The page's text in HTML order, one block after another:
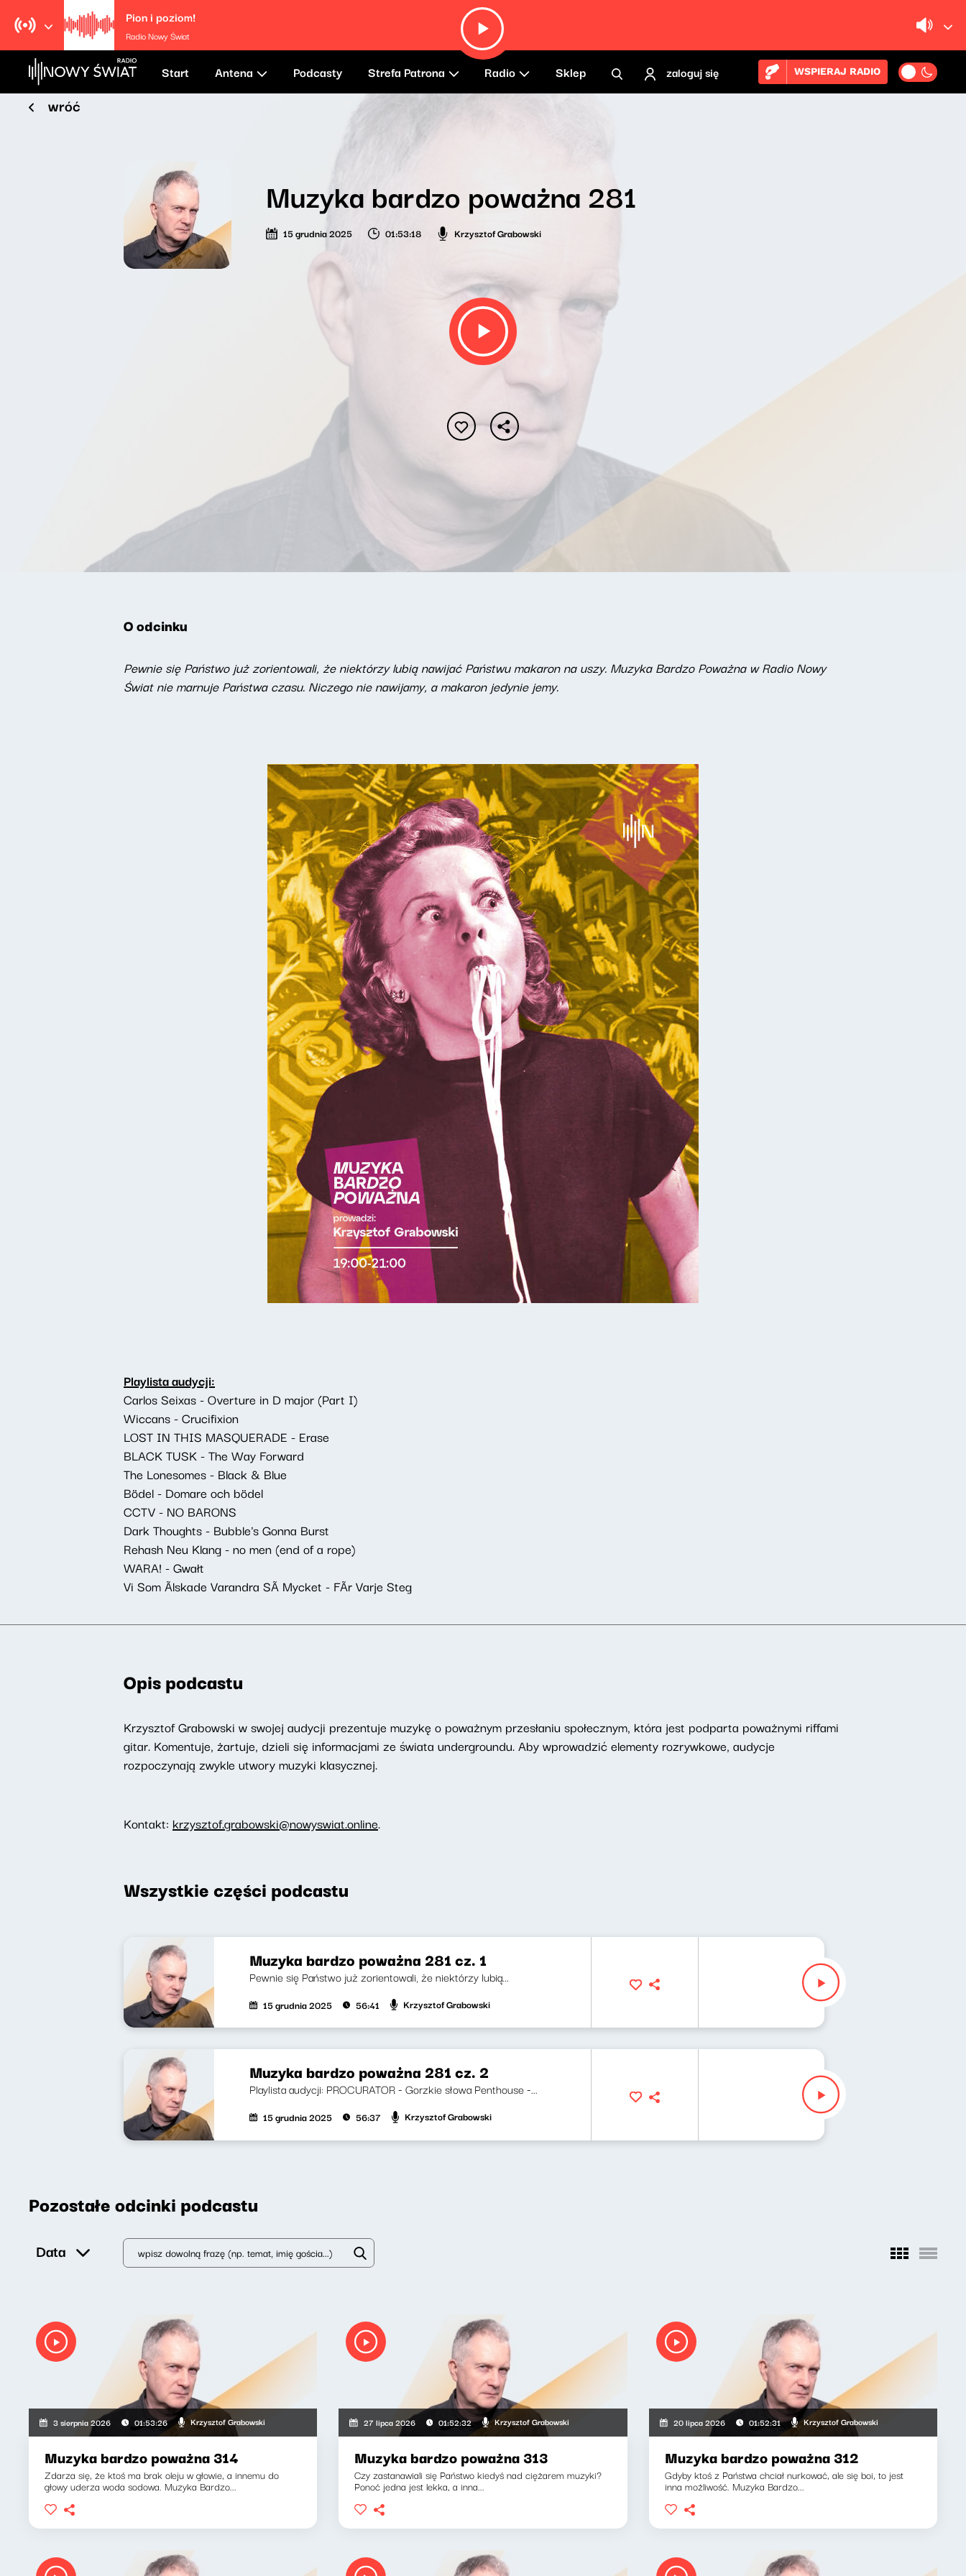
Pion i poziom!
Radio Nowy Świat
Start Antena Podcasty Strefa Patrona Radio Sklep zaloguj się WSPIERAJ RADIO
wróć
Muzyka bardzo poważna 281
15 grudnia 2025 01:53:18 Krzysztof Grabowski
O odcinku
Pewnie się Państwo już zorientowali, że niektórzy lubią nawijać Państwu makaron na uszy. Muzyka Bardzo Poważna w Radio Nowy
Świat nie marnuje Państwa czasu. Niczego nie nawijamy, a makaron jedynie jemy.
Playlista audycji:
Carlos Seixas - Overture in D major (Part I)
Wiccans - Crucifixion
LOST IN THIS MASQUERADE - Erase
BLACK TUSK - The Way Forward
The Lonesomes - Black & Blue
Bödel - Domare och bödel
CCTV - NO BARONS
Dark Thoughts - Bubble's Gonna Burst
Rehash Neu Klang - no men (end of a rope)
WARA! - Gwałt
Vi Som Ãlskade Varandra SÃ Mycket - FÃr Varje Steg
Opis podcastu
Krzysztof Grabowski w swojej audycji prezentuje muzykę o poważnym przesłaniu społecznym, która jest podparta poważnymi riffami
gitar. Komentuje, żartuje, dzieli się informacjami ze świata undergroundu. Aby wprowadzić elementy rozrywkowe, audycje
rozpoczynają zwykle utwory muzyki klasycznej.
Kontakt: krzysztof.grabowski@nowyswiat.online.
Wszystkie części podcastu
Muzyka bardzo poważna 281 cz. 1
Pewnie się Państwo już zorientowali, że niektórzy lubią...
15 grudnia 2025 56:41 Krzysztof Grabowski
Muzyka bardzo poważna 281 cz. 2
Playlista audycji: PROCURATOR - Gorzkie słowa Penthouse -...
15 grudnia 2025 56:37 Krzysztof Grabowski
Pozostałe odcinki podcastu
Data
3 sierpnia 2026 01:53:26 Krzysztof Grabowski
Muzyka bardzo poważna 314
Zdarza się, że ktoś ma brak oleju w głowie, a innemu do
głowy uderza woda sodowa. Muzyka Bardzo...
27 lipca 2026 01:52:32 Krzysztof Grabowski
Muzyka bardzo poważna 313
Czy zastanawiali się Państwo kiedyś nad ciężarem muzyki?
Ponoć jedna jest lekka, a inna...
20 lipca 2026 01:52:31 Krzysztof Grabowski
Muzyka bardzo poważna 312
Gdyby ktoś z Państwa chciał nurkować, ale się boi, to jest
inna możliwość. Muzyka Bardzo...